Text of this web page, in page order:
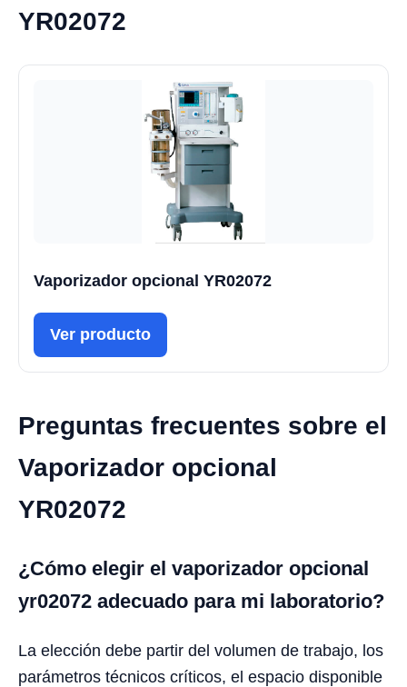
YR02072
Vaporizador opcional YR02072
Ver producto
Preguntas frecuentes sobre el
Vaporizador opcional
YR02072
¿Cómo elegir el vaporizador opcional
yr02072 adecuado para mi laboratorio?
La elección debe partir del volumen de trabajo, los
parámetros técnicos críticos, el espacio disponible